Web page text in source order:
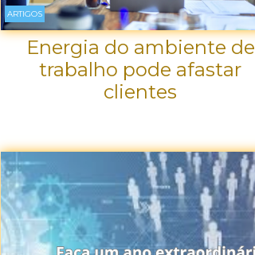
ARTIGOS
Energia do ambiente de
trabalho pode afastar
clientes